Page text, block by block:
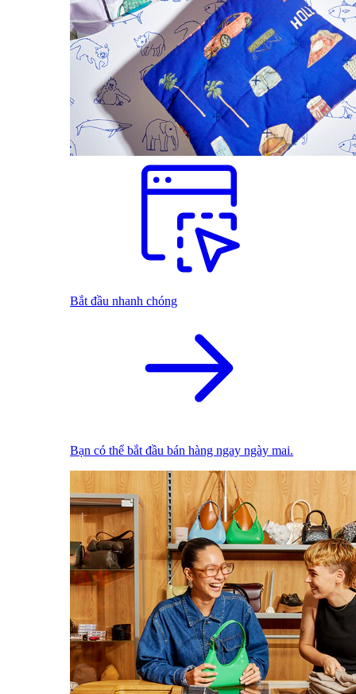
Bắt đầu nhanh chóng
Bạn có thể bắt đầu bán hàng ngay ngày mai.